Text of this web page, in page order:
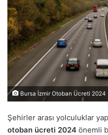
Bursa İzmir Otoban Ücreti 2024
Şehirler arası yolculuklar
otoban ücreti 2024 önemli